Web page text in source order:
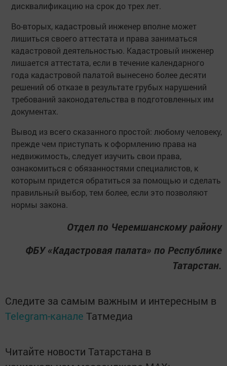
дисквалификацию на срок до трех лет.
Во-вторых, кадастровый инженер вполне может
лишиться своего аттестата и права заниматься
кадастровой деятельностью. Кадастровый инженер
лишается аттестата, если в течение календарного
года кадастровой палатой вынесено более десяти
решений об отказе в результате грубых нарушений
требований законодательства в подготовленных им
документах.
Вывод из всего сказанного простой: любому человеку,
прежде чем приступать к оформлению права на
недвижимость, следует изучить свои права,
ознакомиться с обязанностями специалистов, к
которым придется обратиться за помощью и сделать
правильный выбор, тем более, если это позволяют
нормы закона.
Отдел по Черемшанскому району
ФБУ «Кадастровая палата» по Республике
Татарстан.
Следите за самым важным и интересным в
Telegram-канале Татмедиа
Читайте новости Татарстана в